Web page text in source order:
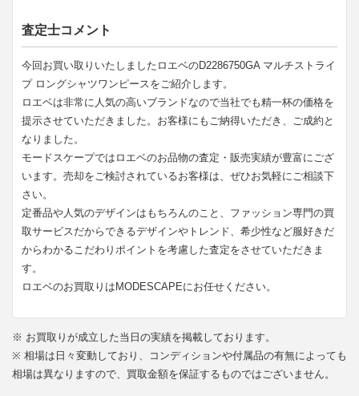
査定士コメント
今回お買い取りいたしましたロエベのD2286750GA マルチストライ
プ ロングシャツワンピースをご紹介します。
ロエベは非常に人気の高いブランドなので当社でも精一杯の価格を
提示させていただきました。お客様にもご納得いただき、ご成約と
なりました。
モードスケープではロエベのお品物の査定・販売実績が豊富にござ
います。売却をご検討されているお客様は、ぜひお気軽にご相談下
さい。
定番品や人気のデザインはもちろんのこと、ファッション専門の買
取サービスだからできるデザインやトレンド、希少性など服好きだ
からわかるこだわりポイントを考慮した査定をさせていただきま
す。
ロエベのお買取りはMODESCAPEにお任せください。
※ お買取りが成立した当日の実績を掲載しております。
※ 相場は日々変動しており、コンディションや付属品の有無によっても
相場は異なりますので、買取金額を保証するものではございません。